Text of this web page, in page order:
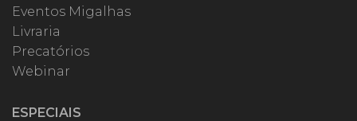
Eventos Migalhas
Livraria
Precatórios
Webinar
ESPECIAIS